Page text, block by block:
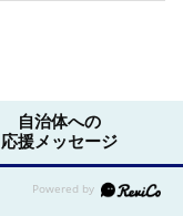
自治体への
応援メッセージ